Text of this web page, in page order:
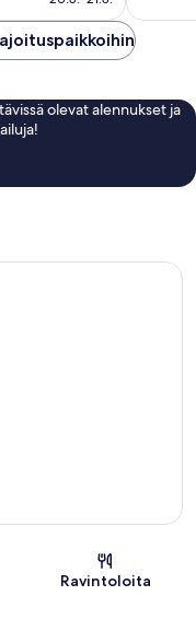
olevat alennukset ja
Ravintoloita